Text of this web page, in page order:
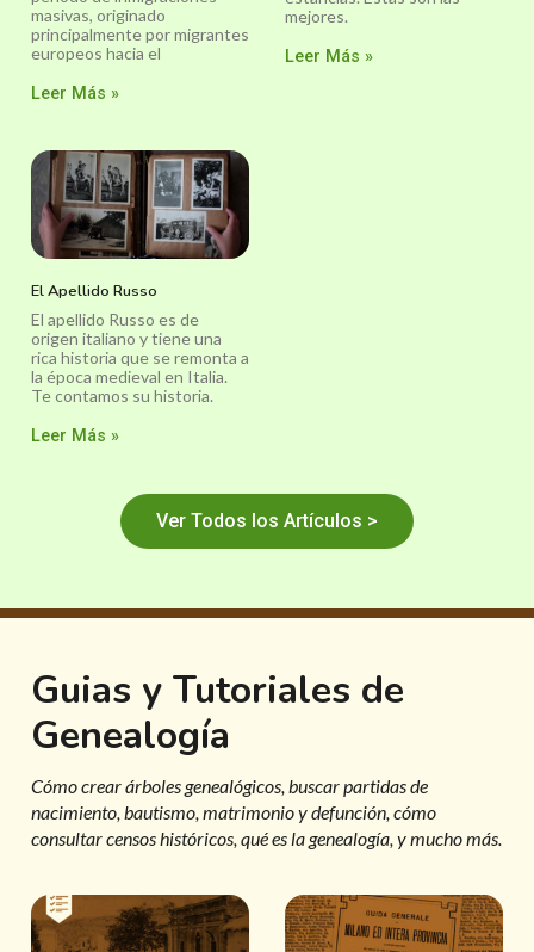
masivas, originado
principalmente por migrantes
europeos hacia el
Leer Más »
mejores.
Leer Más »
El Apellido Russo
El apellido Russo es de
origen italiano y tiene una
rica historia que se remonta a
la época medieval en Italia.
Te contamos su historia.
Leer Más »
Ver Todos los Artículos >
Guias y Tutoriales de
Genealogía
Cómo crear árboles genealógicos, buscar partidas de
nacimiento, bautismo, matrimonio y defunción, cómo
consultar censos históricos, qué es la genealogía, y mucho más.